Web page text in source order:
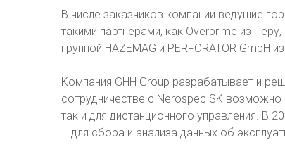
В числе заказчиков компании ведущие
такими партнерами, как Overprime из
группой HAZEMAG и PERFORATOR GmbH
Компания GHH Group разрабатывает и
сотрудничестве с Nerospec SK возможно
так и для дистанционного управления. В
– для сбора и анализа данных об